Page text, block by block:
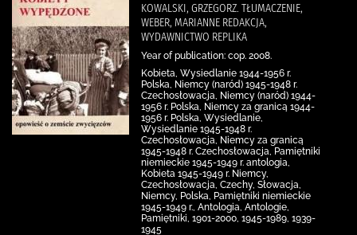
KOWALSKI, GRZEGORZ. TŁUMACZENIE,
WEBER, MARIANNE REDAKCJA,
WYDAWNICTWO REPLIKA
Year of publication: cop. 2008.
Kobieta, Wysiedlanie 1944-1956 r.
Polska, Niemcy (naród) 1945-1948 r.
Czechosłowacja, Niemcy (naród) 1944-
1956 r. Polska, Niemcy za granicą 1944-
1956 r. Polska, Wysiedlanie,
Wysiedlanie 1945-1948 r.
Czechosłowacja, Niemcy za granicą
1945-1948 r. Czechosłowacja, Pamiętniki
niemieckie 1945-1949 r. antologia,
Kobieta 1945-1949 r. Niemcy,
Czechosłowacja, Czechy, Słowacja,
Niemcy, Polska, Pamiętniki niemieckie
1945-1949 r., Antologia, Antologie,
Pamiętniki, 1901-2000, 1945-1989, 1939-
1945